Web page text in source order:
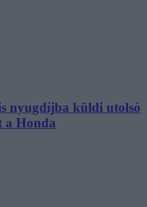
nyugdíjba küldi utolsó
a Honda